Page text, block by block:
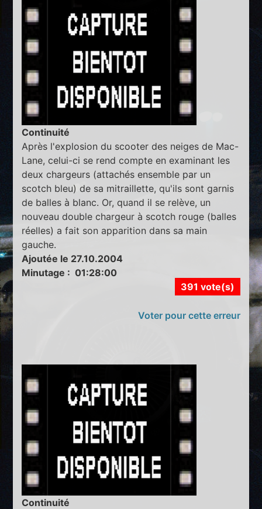
Continuité
Après l'explosion du scooter des neiges de Mac-
Lane, celui-ci se rend compte en examinant les
deux chargeurs (attachés ensemble par un
scotch bleu) de sa mitraillette, qu'ils sont garnis
de balles à blanc. Or, quand il se relève, un
nouveau double chargeur à scotch rouge (balles
réelles) a fait son apparition dans sa main
gauche.
Ajoutée le 27.10.2004
Minutage : 01:28:00
391 vote(s)
Voter pour cette erreur
Continuité